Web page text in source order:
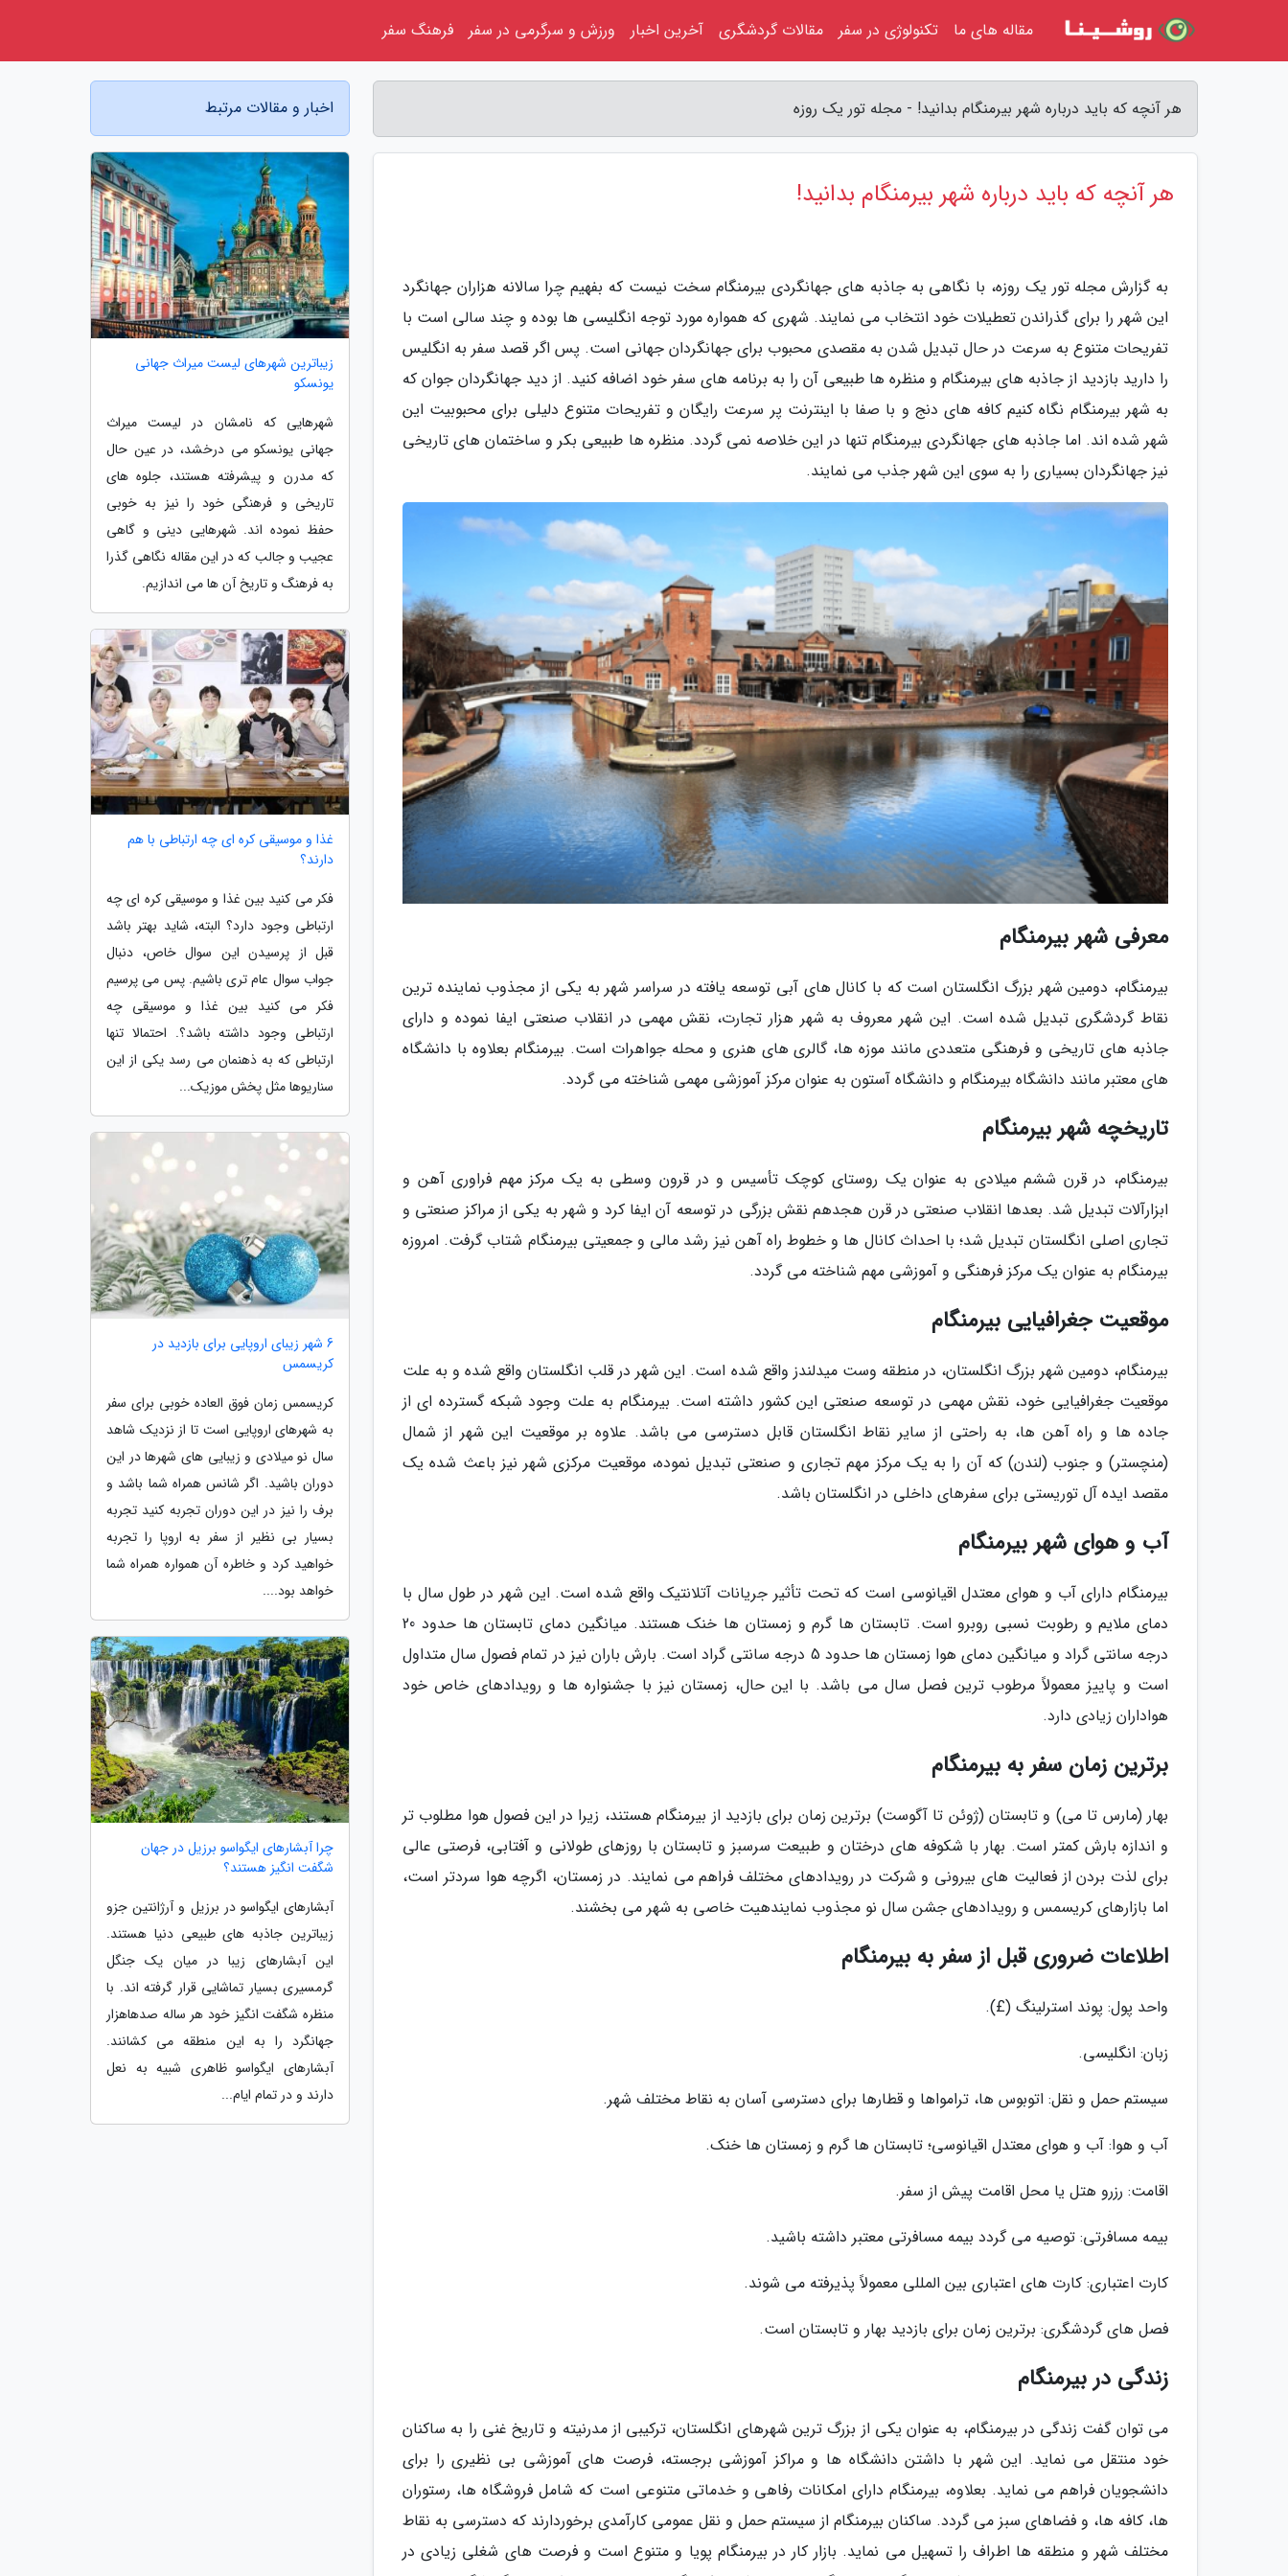
هر آنچه که باید درباره شهر بیرمنگام بدانید! - مجله تور یک روزه
هر آنچه که باید درباره شهر بیرمنگام بدانید!
به گزارش مجله تور یک روزه، با نگاهی به جاذبه های جهانگردی بیرمنگام سخت نیست که بفهیم چرا سالانه هزاران جهانگرد
این شهر را برای گذراندن تعطیلات خود انتخاب می نمایند. شهری که همواره مورد توجه انگلیسی ها بوده و چند سالی است با
تفریحات متنوع به سرعت در حال تبدیل شدن به مقصدی محبوب برای جهانگردان جهانی است. پس اگر قصد سفر به انگلیس
را دارید بازدید از جاذبه های بیرمنگام و منظره ها طبیعی آن را به برنامه های سفر خود اضافه کنید. از دید جهانگردان جوان که
به شهر بیرمنگام نگاه کنیم کافه های دنج و با صفا با اینترنت پر سرعت رایگان و تفریحات متنوع دلیلی برای محبوبیت این
شهر شده اند. اما جاذبه های جهانگردی بیرمنگام تنها در این خلاصه نمی گردد. منظره ها طبیعی بکر و ساختمان های تاریخی
نیز جهانگردان بسیاری را به سوی این شهر جذب می نمایند.
معرفی شهر بیرمنگام
بیرمنگام، دومین شهر بزرگ انگلستان است که با کانال های آبی توسعه یافته در سراسر شهر به یکی از مجذوب نماینده ترین
نقاط گردشگری تبدیل شده است. این شهر معروف به شهر هزار تجارت، نقش مهمی در انقلاب صنعتی ایفا نموده و دارای
جاذبه های تاریخی و فرهنگی متعددی مانند موزه ها، گالری های هنری و محله جواهرات است. بیرمنگام بعلاوه با دانشگاه
های معتبر مانند دانشگاه بیرمنگام و دانشگاه آستون به عنوان مرکز آموزشی مهمی شناخته می گردد.
تاریخچه شهر بیرمنگام
بیرمنگام، در قرن ششم میلادی به عنوان یک روستای کوچک تأسیس و در قرون وسطی به یک مرکز مهم فراوری آهن و
ابزارآلات تبدیل شد. بعدها انقلاب صنعتی در قرن هجدهم نقش بزرگی در توسعه آن ایفا کرد و شهر به یکی از مراکز صنعتی و
تجاری اصلی انگلستان تبدیل شد؛ با احداث کانال ها و خطوط راه آهن نیز رشد مالی و جمعیتی بیرمنگام شتاب گرفت. امروزه
بیرمنگام به عنوان یک مرکز فرهنگی و آموزشی مهم شناخته می گردد.
موقعیت جغرافیایی بیرمنگام
بیرمنگام، دومین شهر بزرگ انگلستان، در منطقه وست میدلندز واقع شده است. این شهر در قلب انگلستان واقع شده و به علت
موقعیت جغرافیایی خود، نقش مهمی در توسعه صنعتی این کشور داشته است. بیرمنگام به علت وجود شبکه گسترده ای از
جاده ها و راه آهن ها، به راحتی از سایر نقاط انگلستان قابل دسترسی می باشد. علاوه بر موقعیت این شهر از شمال
(منچستر) و جنوب (لندن) که آن را به یک مرکز مهم تجاری و صنعتی تبدیل نموده، موقعیت مرکزی شهر نیز باعث شده یک
مقصد ایده آل توریستی برای سفرهای داخلی در انگلستان باشد.
آب و هوای شهر بیرمنگام
بیرمنگام دارای آب و هوای معتدل اقیانوسی است که تحت تأثیر جریانات آتلانتیک واقع شده است. این شهر در طول سال با
دمای ملایم و رطوبت نسبی روبرو است. تابستان ها گرم و زمستان ها خنک هستند. میانگین دمای تابستان ها حدود 20
درجه سانتی گراد و میانگین دمای هوا زمستان ها حدود 5 درجه سانتی گراد است. بارش باران نیز در تمام فصول سال متداول
است و پاییز معمولاً مرطوب ترین فصل سال می باشد. با این حال، زمستان نیز با جشنواره ها و رویدادهای خاص خود
هواداران زیادی دارد.
برترین زمان سفر به بیرمنگام
بهار (مارس تا می) و تابستان (ژوئن تا آگوست) برترین زمان برای بازدید از بیرمنگام هستند، زیرا در این فصول هوا مطلوب تر
و اندازه بارش کمتر است. بهار با شکوفه های درختان و طبیعت سرسبز و تابستان با روزهای طولانی و آفتابی، فرصتی عالی
برای لذت بردن از فعالیت های بیرونی و شرکت در رویدادهای مختلف فراهم می نمایند. در زمستان، اگرچه هوا سردتر است،
اما بازارهای کریسمس و رویدادهای جشن سال نو مجذوب نمایندهیت خاصی به شهر می بخشند.
اطلاعات ضروری قبل از سفر به بیرمنگام
واحد پول: پوند استرلینگ (£).
زبان: انگلیسی.
سیستم حمل و نقل: اتوبوس ها، ترامواها و قطارها برای دسترسی آسان به نقاط مختلف شهر.
آب و هوا: آب و هوای معتدل اقیانوسی؛ تابستان ها گرم و زمستان ها خنک.
اقامت: رزرو هتل یا محل اقامت پیش از سفر.
بیمه مسافرتی: توصیه می گردد بیمه مسافرتی معتبر داشته باشید.
کارت اعتباری: کارت های اعتباری بین المللی معمولاً پذیرفته می شوند.
فصل های گردشگری: برترین زمان برای بازدید بهار و تابستان است.
زندگی در بیرمنگام
می توان گفت زندگی در بیرمنگام، به عنوان یکی از بزرگ ترین شهرهای انگلستان، ترکیبی از مدرنیته و تاریخ غنی را به ساکنان
خود منتقل می نماید. این شهر با داشتن دانشگاه ها و مراکز آموزشی برجسته، فرصت های آموزشی بی نظیری را برای
دانشجویان فراهم می نماید. بعلاوه، بیرمنگام دارای امکانات رفاهی و خدماتی متنوعی است که شامل فروشگاه ها، رستوران
ها، کافه ها، و فضاهای سبز می گردد. ساکنان بیرمنگام از سیستم حمل و نقل عمومی کارآمدی برخوردارند که دسترسی به نقاط
مختلف شهر و منطقه ها اطراف را تسهیل می نماید. بازار کار در بیرمنگام پویا و متنوع است و فرصت های شغلی زیادی در
اخبار و مقالات مرتبط
زیباترین شهرهای لیست میراث جهانی
یونسکو
شهرهایی که نامشان در لیست میراث
جهانی یونسکو می درخشد، در عین حال
که مدرن و پیشرفته هستند، جلوه های
تاریخی و فرهنگی خود را نیز به خوبی
حفظ نموده اند. شهرهایی دینی و گاهی
عجیب و جالب که در این مقاله نگاهی گذرا
به فرهنگ و تاریخ آن ها می اندازیم.
غذا و موسیقی کره ای چه ارتباطی با هم
دارند؟
فکر می کنید بین غذا و موسیقی کره ای چه
ارتباطی وجود دارد؟ البته، شاید بهتر باشد
قبل از پرسیدن این سوال خاص، دنبال
جواب سوال عام تری باشیم. پس می پرسیم
فکر می کنید بین غذا و موسیقی چه
ارتباطی وجود داشته باشد؟. احتمالا تنها
ارتباطی که به ذهنمان می رسد یکی از این
سناریوها مثل پخش موزیک...
6 شهر زیبای اروپایی برای بازدید در
کریسمس
کریسمس زمان فوق العاده خوبی برای سفر
به شهرهای اروپایی است تا از نزدیک شاهد
سال نو میلادی و زیبایی های شهرها در این
دوران باشید. اگر شانس همراه شما باشد و
برف را نیز در این دوران تجربه کنید تجربه
بسیار بی نظیر از سفر به اروپا را تجربه
خواهید کرد و خاطره آن همواره همراه شما
خواهد بود....
چرا آبشارهای ایگواسو برزیل در جهان
شگفت انگیز هستند؟
آبشارهای ایگواسو در برزیل و آرژانتین جزو
زیباترین جاذبه های طبیعی دنیا هستند.
این آبشارهای زیبا در میان یک جنگل
گرمسیری بسیار تماشایی قرار گرفته اند. با
منظره شگفت انگیز خود هر ساله صدهاهزار
جهانگرد را به این منطقه می کشانند.
آبشارهای ایگواسو ظاهری شبیه به نعل
دارند و در تمام ایام...
مقاله های ما تکنولوژی در سفر مقالات گردشگری آخرین اخبار ورزش و سرگرمی در سفر فرهنگ سفر